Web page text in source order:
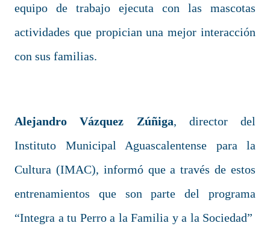
equipo de trabajo ejecuta con las mascotas
actividades que propician una mejor interacción
con sus familias.
Alejandro Vázquez Zúñiga, director del
Instituto Municipal Aguascalentense para la
Cultura (IMAC), informó que a través de estos
entrenamientos que son parte del programa
“Integra a tu Perro a la Familia y a la Sociedad”